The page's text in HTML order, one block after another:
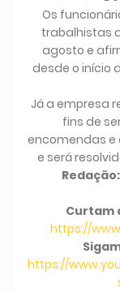
Os
trabalhistas
agosto e
desde o início
Já a empresa
fins de
encomendas e
e será
Curtam
https://
https://